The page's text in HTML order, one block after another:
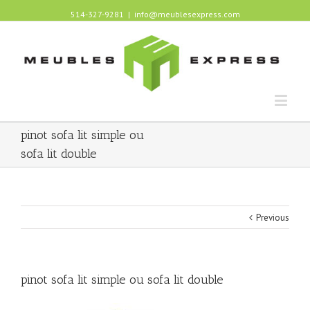
514-327-9281 | info@meublesexpress.com
pinot sofa lit simple ou
sofa lit double
Previous
pinot sofa lit simple ou sofa lit double